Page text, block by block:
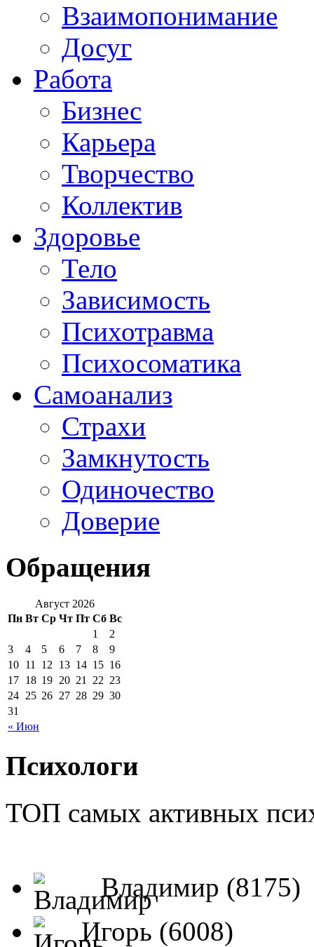
Взаимопонимание
Досуг
Работа
Бизнес
Карьера
Творчество
Коллектив
Здоровье
Тело
Зависимость
Психотравма
Психосоматика
Самоанализ
Страхи
Замкнутость
Одиночество
Доверие
Обращения
Август 2026
Пн Вт Ср Чт Пт Сб Вс
« Июн
1
2
3
4 5 6 7 8
9
10 11 12 13 14 15 16
17 18 19 20 21 22 23
24 25 26 27 28 29 30
31
Психологи
ТОП самых активных
Владимир (8175)
Игорь (6008)